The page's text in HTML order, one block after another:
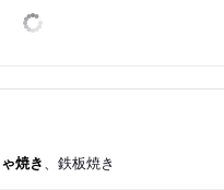
焼き、鉄板焼き